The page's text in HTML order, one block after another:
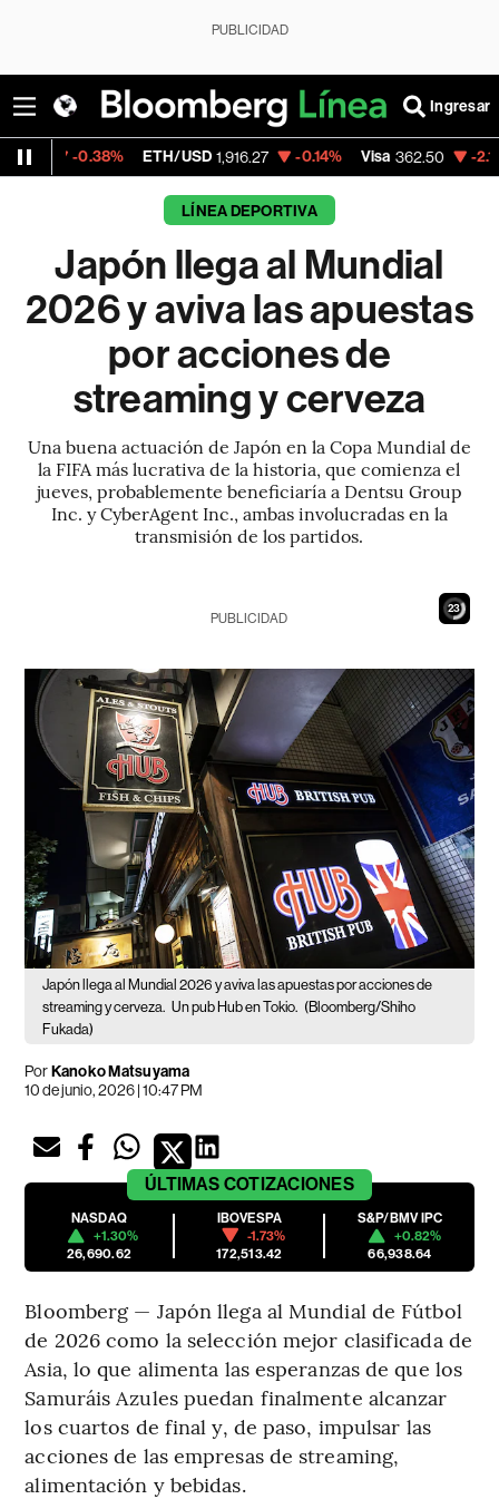
PUBLICIDAD
Ingresar
ETH/USD 1,916.27 -0.14% Visa 362.50 -2.15%
LÍNEA DEPORTIVA
Japón llega al Mundial
2026 y aviva las apuestas
por acciones de
streaming y cerveza
Una buena actuación de Japón en la Copa Mundial de
la FIFA más lucrativa de la historia, que comienza el
jueves, probablemente beneficiaría a Dentsu Group
Inc. y CyberAgent Inc., ambas involucradas en la
transmisión de los partidos.
21
PUBLICIDAD
Japón llega al Mundial 2026 y aviva las apuestas por acciones de
streaming y cerveza. Un pub Hub en Tokio. (Bloomberg/Shiho
Fukada)
PorKanoko Matsuyama
10 de junio, 2026 | 10:47 PM
ÚLTIMAS COTIZACIONES
NASDAQ
+1.30%
26,690.62
IBOVESPA
-1.73%
172,513.42
S&P/BMV IPC
+0.82%
66,938.64
Bloomberg — Japón llega al Mundial de Fútbol
de 2026 como la selección mejor clasificada de
Asia, lo que alimenta las esperanzas de que los
Samuráis Azules puedan finalmente alcanzar
los cuartos de final y, de paso, impulsar las
acciones de las empresas de streaming,
alimentación y bebidas.